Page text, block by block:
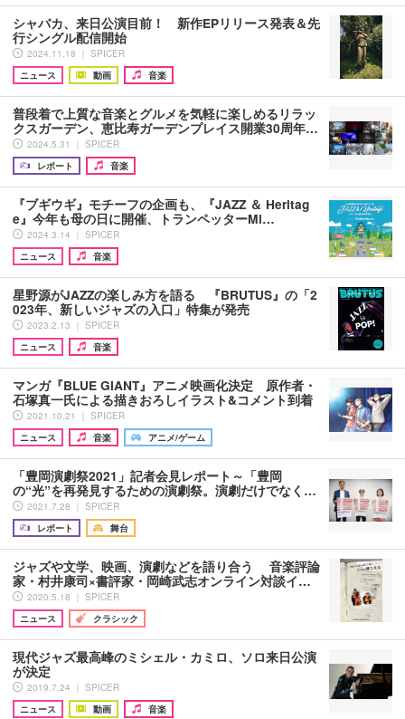
シャバカ、来日公演目前！ 新作EPリリース発表＆先
行シングル配信開始
2024.11.18 ｜ SPICER
ニュース
動画 音楽
普段着で上質な音楽とグルメを気軽に楽しめるリラッ
クスガーデン、恵比寿ガーデンプレイス開業30周年…
2024.5.31 ｜ SPICER
レポート
音楽
『ブギウギ』モチーフの企画も、『JAZZ ＆ Heritag
e』今年も母の日に開催、トランペッターMi…
2024.3.14 ｜ SPICER
ニュース
音楽
星野源がJAZZの楽しみ方を語る 『BRUTUS』の「2
023年、新しいジャズの入口」特集が発売
2023.2.13 ｜ SPICER
ニュース
音楽
マンガ『BLUE GIANT』アニメ映画化決定 原作者・
石塚真一氏による描きおろしイラスト&コメント到着
2021.10.21 ｜ SPICER
ニュース
音楽 アニメ/ゲーム
「豊岡演劇祭2021」記者会見レポート～「豊岡
の“光”を再発見するための演劇祭。演劇だけでなく…
2021.7.28 ｜ SPICER
レポート
舞台
ジャズや文学、映画、演劇などを語り合う 音楽評論
家・村井康司×書評家・岡崎武志オンライン対談イ…
2020.5.18 ｜ SPICER
ニュース
クラシック
現代ジャズ最高峰のミシェル・カミロ、ソロ来日公演
が決定
2019.7.24 ｜ SPICER
ニュース
動画 音楽